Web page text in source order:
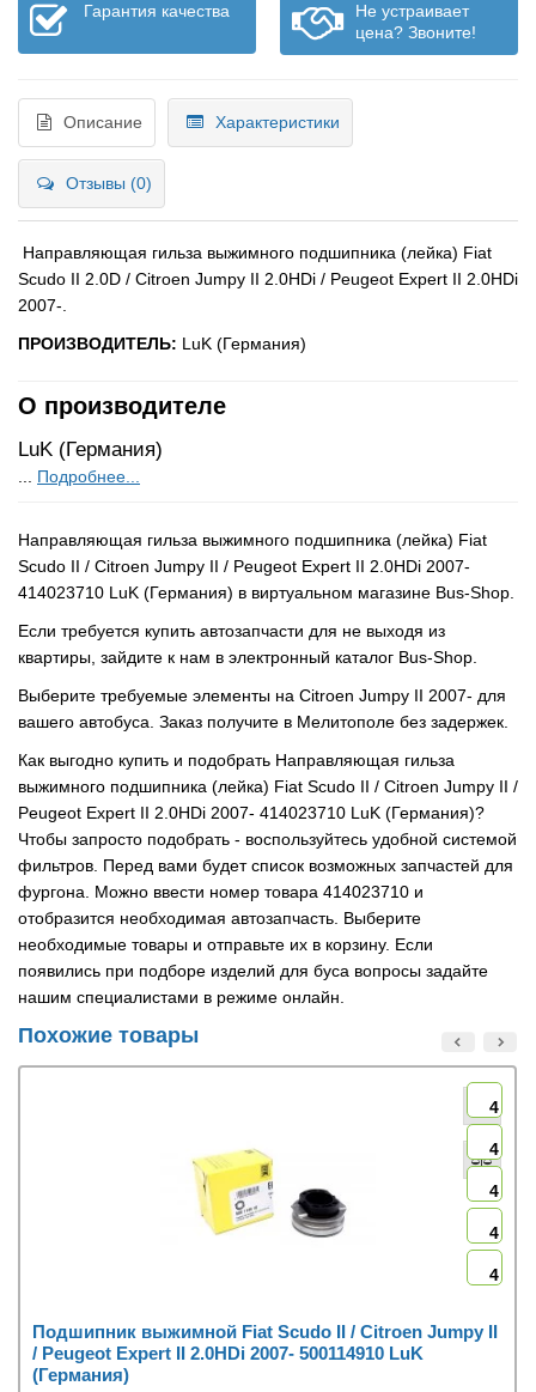
Гарантия качества
Не устраивает
цена? Звоните!
Описание Характеристики
Отзывы (0)
Направляющая гильза выжимного подшипника (лейка) Fiat
Scudo II 2.0D / Citroen Jumpy II 2.0HDi / Peugeot Expert II 2.0HDi
2007-
ПРОИЗВОДИТЕЛЬ: LuK (Германия)
О производителе
LuK (Германия)
Подробнее...
Направляющая гильза выжимного подшипника (лейка) Fiat
Scudo II / Citroen Jumpy II / Peugeot Expert II 2.0HDi 2007-
414023710 LuK (Германия) в виртуальном магазине Bus-Shop.
Если требуется купить автозапчасти для не выходя из
квартиры, зайдите к нам в электронный каталог Bus-Shop.
Выберите требуемые элементы на Citroen Jumpy II 2007- для
вашего автобуса. Заказ получите в Мелитополе без задержек.
Как выгодно купить и подобрать Направляющая гильза
выжимного подшипника (лейка) Fiat Scudo II / Citroen Jumpy II /
Peugeot Expert II 2.0HDi 2007- 414023710 LuK (Германия)?
Чтобы запросто подобрать - воспользуйтесь удобной системой
фильтров. Перед вами будет список возможных запчастей для
фургона. Можно ввести номер товара 414023710 и
отобразится необходимая автозапчасть. Выберите
необходимые товары и отправьте их в корзину. Если
появились при подборе изделий для буса вопросы задайте
нашим специалистами в режиме онлайн.
Похожие товары
4
4
4
4
4
Подшипник выжимной Fiat Scudo II / Citroen Jumpy II
/ Peugeot Expert II 2.0HDi 2007- 500114910 LuK
(Германия)